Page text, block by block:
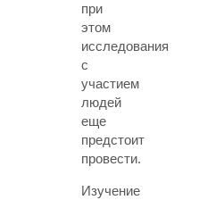
при
этом
исследования
с
участием
людей
еще
предстоит
провести.
Изучение